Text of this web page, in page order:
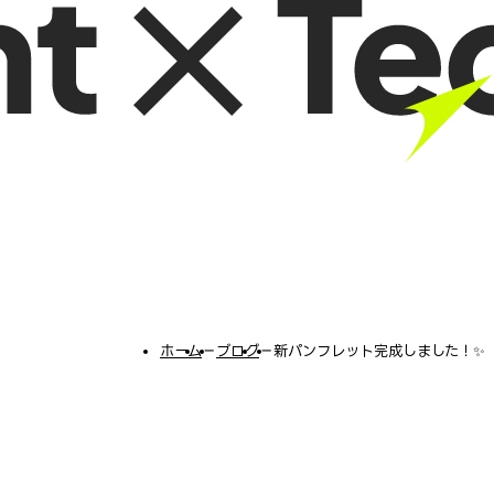
ホーム− ブログ−新パンフレット完成しました！✨